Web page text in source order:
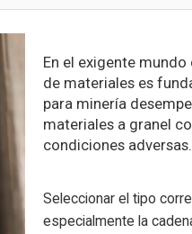
En el exigente
de materiales es
para minería
materiales a granel
condiciones adversas.
Seleccionar el tipo
especialmente la